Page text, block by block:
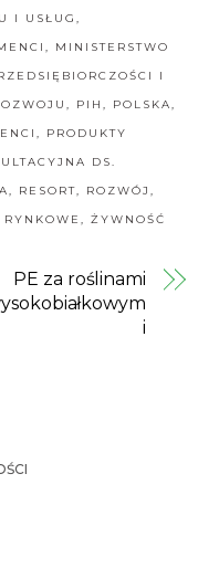
I USŁUG,
, MINISTERSTWO
I
, PIH, POLSKA,
, PRODUKTY
DS.
, RESORT, ROZWÓJ,
RYNKOWE,ŻYWNOŚĆ
PE za roślinami
i